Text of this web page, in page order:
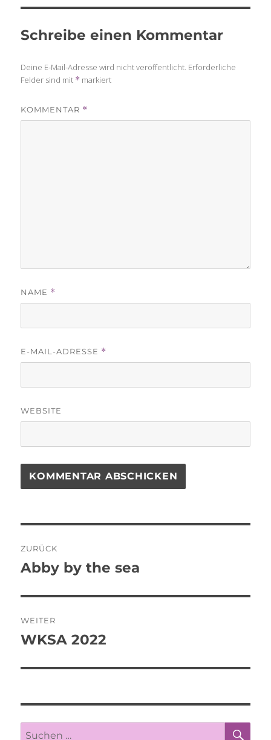
Schreibe einen Kommentar
Deine E-Mail-Adresse wird nicht veröffentlicht. Erforderliche
Felder sind mit * markiert
KOMMENTAR *
NAME *
E-MAIL-ADRESSE *
WEBSITE
ZURÜCK
Vorheriger
Abby by the sea
WEITER
Nächster
WKSA 2022
Suche